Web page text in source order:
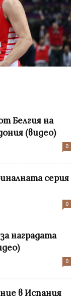
Белгия на
(видео)
0
серия
0
наградата
0
в Испания